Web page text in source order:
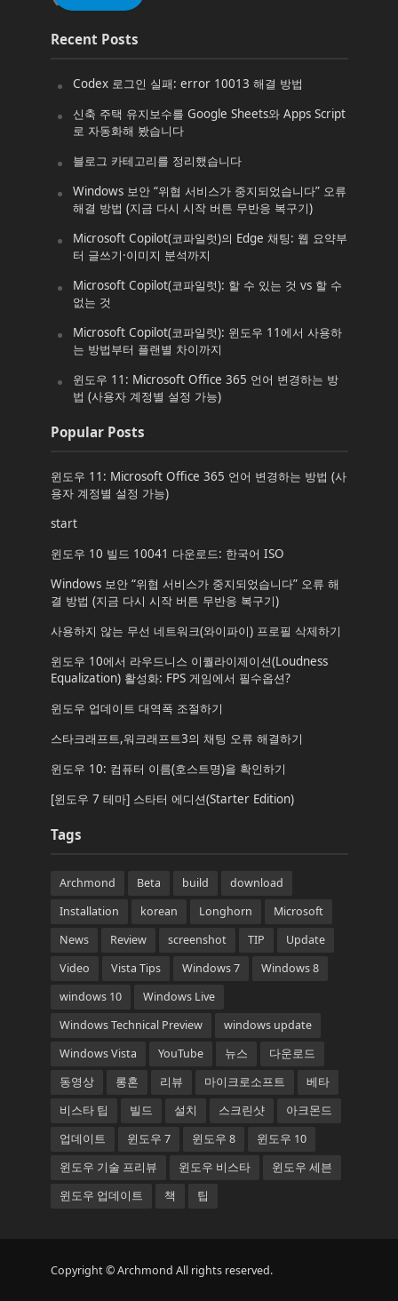
Recent Posts
Codex 로그인 실패: error 10013 해결 방법
신축 주택 유지보수를 Google Sheets와 Apps Script
로 자동화해 봤습니다
블로그 카테고리를 정리했습니다
Windows 보안 “위협 서비스가 중지되었습니다” 오류
해결 방법 (지금 다시 시작 버튼 무반응 복구기)
Microsoft Copilot(코파일럿)의 Edge 채팅: 웹 요약부
터 글쓰기·이미지 분석까지
Microsoft Copilot(코파일럿): 할 수 있는 것 vs 할 수
없는 것
Microsoft Copilot(코파일럿): 윈도우 11에서 사용하
는 방법부터 플랜별 차이까지
윈도우 11: Microsoft Office 365 언어 변경하는 방
법 (사용자 계정별 설정 가능)
Popular Posts
윈도우 11: Microsoft Office 365 언어 변경하는 방법 (사
용자 계정별 설정 가능)
start
윈도우 10 빌드 10041 다운로드: 한국어 ISO
Windows 보안 “위협 서비스가 중지되었습니다” 오류 해
결 방법 (지금 다시 시작 버튼 무반응 복구기)
사용하지 않는 무선 네트워크(와이파이) 프로필 삭제하기
윈도우 10에서 라우드니스 이퀄라이제이션(Loudness
Equalization) 활성화: FPS 게임에서 필수옵션?
윈도우 업데이트 대역폭 조절하기
스타크래프트,워크래프트3의 채팅 오류 해결하기
윈도우 10: 컴퓨터 이름(호스트명)을 확인하기
[윈도우 7 테마] 스타터 에디션(Starter Edition)
Tags
Archmond Beta build
download
Installation
korean Longhorn
Microsoft
News
Review screenshot TIP
Update
Video
Vista Tips Windows 7
Windows 8
windows 10
Windows Live
Windows Technical Preview
windows update
Windows Vista
YouTube 뉴스
다운로드
동영상
롱혼 리뷰 마이크로소프트
베타
비스타 팁
빌드 설치 스크린샷
아크몬드
업데이트
윈도우 7 윈도우 8
윈도우 10
윈도우 기술 프리뷰
윈도우 비스타
윈도우 세븐
윈도우 업데이트
책 팁
Copyright © Archmond All rights reserved.